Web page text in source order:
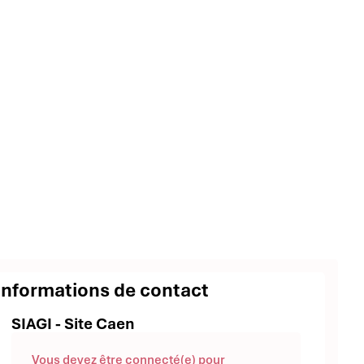
de contact
SIAGI - Site Caen
Vous devez être connecté(e) pour